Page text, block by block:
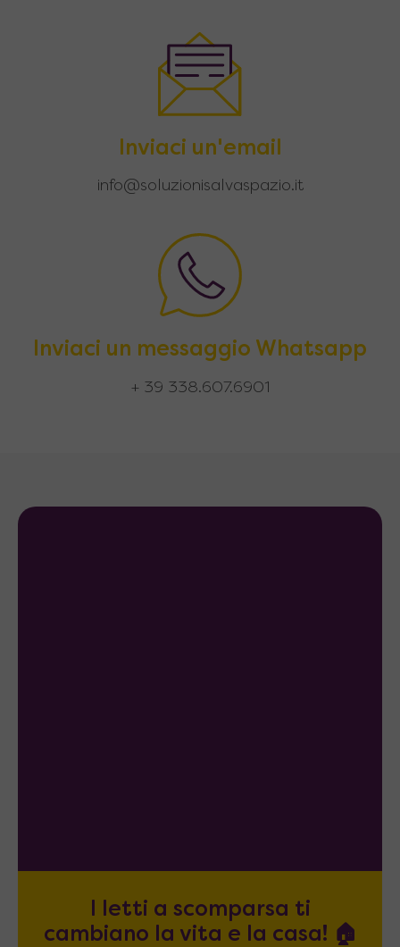
Inviaci un'email
info@soluzionisalvaspazio.it
Inviaci un messaggio Whatsapp
+ 39 338.607.6901
I letti a scomparsa ti
cambiano la vita e la casa! 🏠